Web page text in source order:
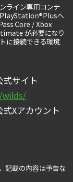
ライン専用コンテ
へ
Core / Xbox
が必要になり
に接続できる環境
式サイト
Xアカウント
記載の内容は予告な